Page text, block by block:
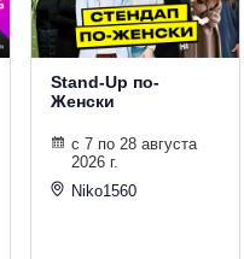
Stand-Up по-
Женски
с 7 по 28 августа
2026 г.
Niko1560